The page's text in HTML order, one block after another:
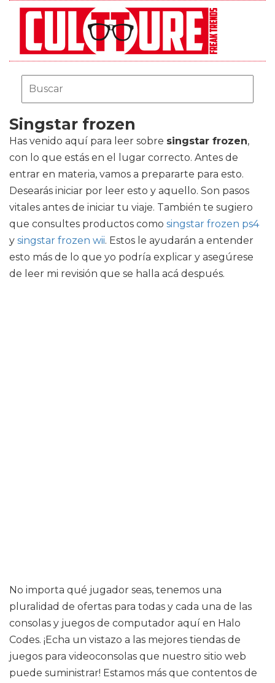
Singstar frozen
Has venido aquí para leer sobre singstar frozen,
con lo que estás en el lugar correcto. Antes de
entrar en materia, vamos a prepararte para esto.
Desearás iniciar por leer esto y aquello. Son pasos
vitales antes de iniciar tu viaje. También te sugiero
que consultes productos como singstar frozen ps4
y singstar frozen wii. Estos le ayudarán a entender
esto más de lo que yo podría explicar y asegúrese
de leer mi revisión que se halla acá después.
No importa qué jugador seas, tenemos una
pluralidad de ofertas para todas y cada una de las
consolas y juegos de computador aquí en Halo
Codes. ¡Echa un vistazo a las mejores tiendas de
juegos para videoconsolas que nuestro sitio web
puede suministrar! Estamos más que contentos de